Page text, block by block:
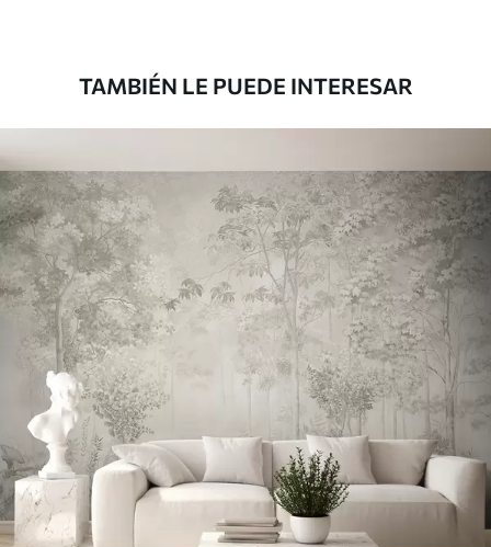
TAMBIÉN LE PUEDE INTERESAR